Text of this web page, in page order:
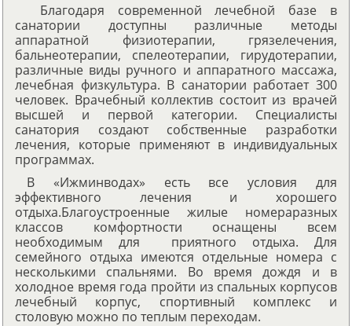
Благодаря современной лечебной базе в
санатории доступны различные методы
аппаратной физиотерапии, грязелечения,
бальнеотерапии, спелеотерапии, гирудотерапии,
различные виды ручного и аппаратного массажа,
лечебная физкультура. В санатории работает 300
человек. Врачебный коллектив состоит из врачей
высшей и первой категории. Специалисты
санатория создают собственные разработки
лечения, которые применяют в индивидуальных
программах.
В «Ижминводах» есть все условия для
эффективного лечения и хорошего
отдыха.Благоустроенные жилые номераразных
классов комфортности оснащены всем
необходимым для приятного отдыха. Для
семейного отдыха имеются отдельные номера с
несколькими спальнями. Во время дождя и в
холодное время года пройти из спальных корпусов
лечебный корпус, спортивный комплекс и
столовую можно по теплым переходам.